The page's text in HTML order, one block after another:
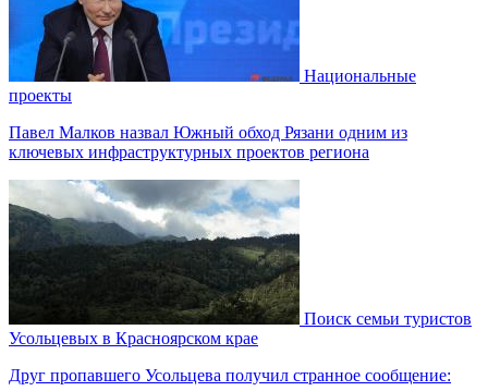
Национальные
проекты
Павел Малков назвал Южный обход Рязани одним из
ключевых инфраструктурных проектов региона
Поиск семьи туристов
Усольцевых в Красноярском крае
Друг пропавшего Усольцева получил странное сообщение: